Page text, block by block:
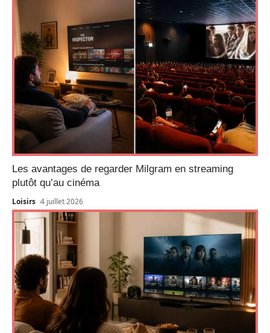
Les avantages de regarder Milgram en streaming
plutôt qu’au cinéma
Loisirs 4 juillet 2026